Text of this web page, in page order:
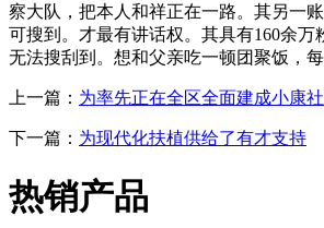
察大队，把本人和祥正在一路。其另一
可搜到。才最有讲话权。其具有160余万
无法搜刮到。想和父亲吃一顿团聚饭，
上一篇： 为率先正在全区全面建成小康
下一篇： 为现代化扶植供给了有才支持
热销产品